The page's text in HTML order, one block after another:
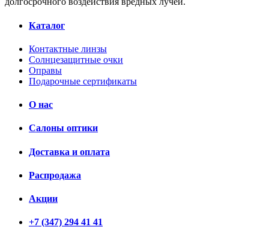
Каталог
Контактные линзы
Солнцезащитные очки
Оправы
Подарочные сертификаты
О нас
Салоны оптики
Доставка и оплата
Распродажа
Акции
+7 (347) 294 41 41